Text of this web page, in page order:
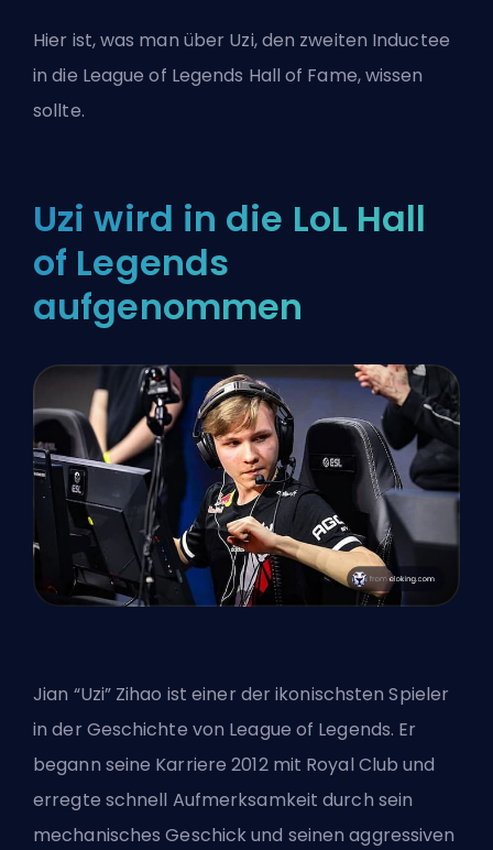
Hier ist, was man über Uzi, den zweiten Inductee
in die League of Legends Hall of Fame, wissen
sollte.
Uzi wird in die LoL Hall
of Legends
aufgenommen
Jian “Uzi” Zihao ist einer der ikonischsten Spieler
in der Geschichte von League of Legends. Er
begann seine Karriere 2012 mit Royal Club und
erregte schnell Aufmerksamkeit durch sein
mechanisches Geschick und seinen aggressiven